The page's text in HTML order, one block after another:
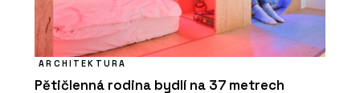
ARCHITEKTURA
Pětičlenná rodina bydlí na 37 metrech